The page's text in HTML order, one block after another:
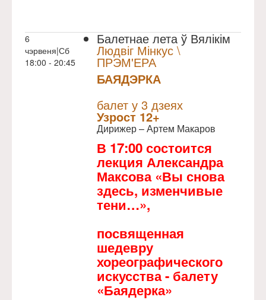
6
чэрвеня|Сб
18:00 - 20:45
Балетнае лета ў Вялікім
Людвіг Мінкус \
ПРЭМ'ЕРА
БАЯДЭРКА
балет у 3 дзеях
Узрoст 12+
Дирижер – Артем Макаров
В 17:00 состоится
лекция Александра
Максова «Вы снова
здесь, изменчивые
тени…»,
посвященная
шедевру
хореографического
искусства - балету
«Баядерка»